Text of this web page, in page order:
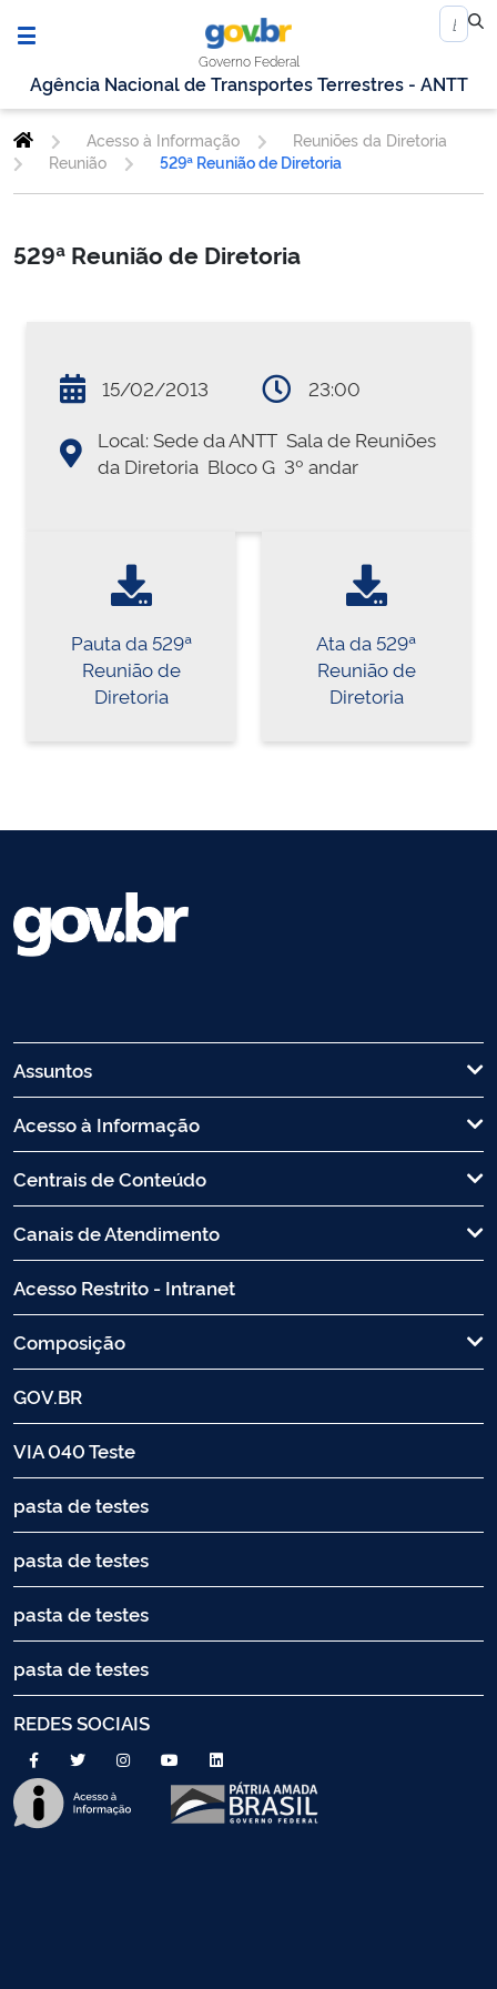
Governo Federal
Agência Nacional de Transportes Terrestres - ANTT
Acesso à Informação
Reuniões da Diretoria
Reunião
529ª Reunião de Diretoria
529ª Reunião de Diretoria
15/02/2013
23:00
Local: Sede da ANTT  Sala de Reuniões
da Diretoria  Bloco G  3º andar
Pauta da 529ª
Reunião de
Diretoria
Ata da 529ª
Reunião de
Diretoria
Assuntos
Acesso à Informação
Centrais de Conteúdo
Canais de Atendimento
Acesso Restrito - Intranet
Composição
GOV.BR
VIA 040 Teste
pasta de testes
pasta de testes
pasta de testes
pasta de testes
REDES SOCIAIS